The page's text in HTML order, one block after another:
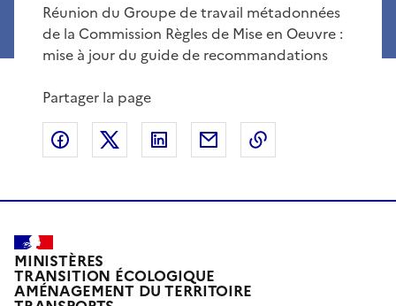
Réunion du Groupe de travail métadonnées
de la Commission Règles de Mise en Oeuvre :
mise à jour du guide de recommandations
Partager la page
Partager sur Facebook
Partager sur XPartager sur LinkedIn
Partager par email
MINISTÈRES
TRANSITION ÉCOLOGIQUE
AMÉNAGEMENT DU TERRITOIRE